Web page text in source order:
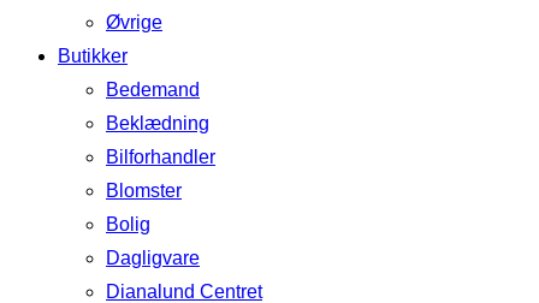
Øvrige
Butikker
Bedemand
Beklædning
Bilforhandler
Blomster
Bolig
Dagligvare
Dianalund Centret